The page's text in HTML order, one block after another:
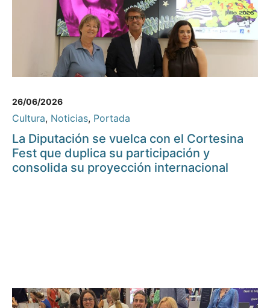
26/06/2026
Cultura, Noticias, Portada
La Diputación se vuelca con el Cortesina
Fest que duplica su participación y
consolida su proyección internacional